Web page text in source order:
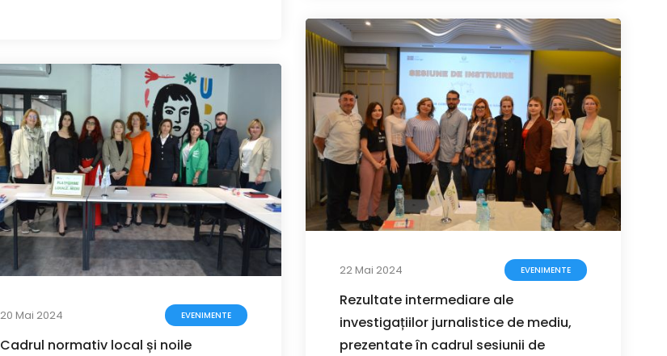
22 Mai 2024 EVENIMENTE
Rezultate intermediare ale
investigațiilor jurnalistice de mediu,
prezentate în cadrul sesiunii de
20 Mai 2024 EVENIMENTE
Cadrul normativ local și noile